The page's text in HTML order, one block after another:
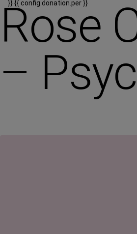
}}{{ config.donation.per }}
Rose
–